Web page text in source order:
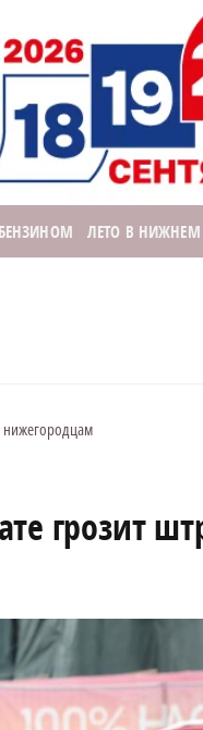
ЛЕТО В НИЖНЕМ
нижегородцам
грозит